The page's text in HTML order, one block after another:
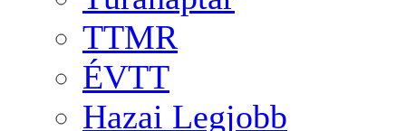
TTMR
ÉVTT
Hazai Legjobb